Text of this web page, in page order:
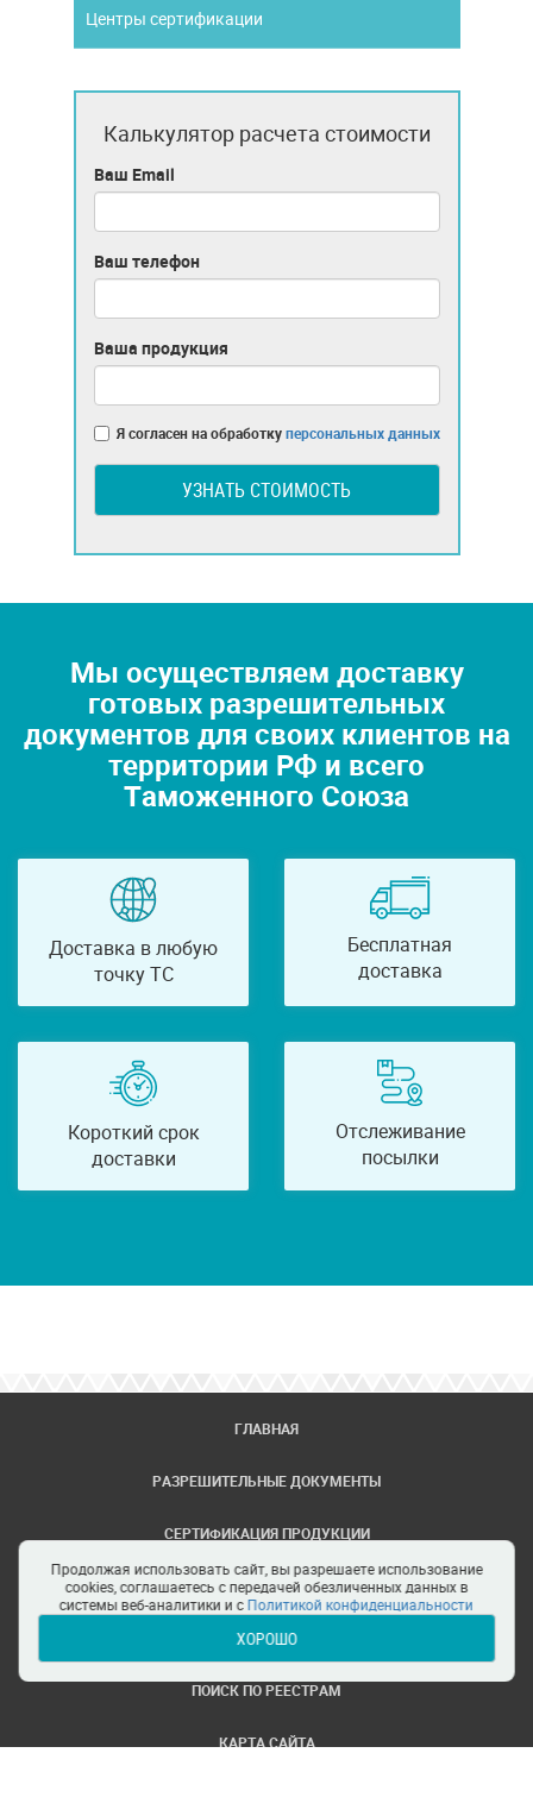
Центры сертификации
Калькулятор расчета стоимости
Ваш Email
Ваш телефон
Ваша продукция
Я согласен на обработкуперсональных данных
УЗНАТЬ СТОИМОСТЬ
Мы осуществляем доставку
готовых разрешительных
документов для своих клиентов на
территории РФ и всего
Таможенного Союза
Доставка в любую
точку ТС
Бесплатная
доставка
Короткий срок
доставки
Отслеживание
посылки
ГЛАВНАЯ
РАЗРЕШИТЕЛЬНЫЕ ДОКУМЕНТЫ
СЕРТИФИКАЦИЯ ПРОДУКЦИИ
ЗАДАТЬ ВОПРОС
ЦЕНТРЫ СЕРТИФИКАЦИИ
ПОИСК ПО РЕЕСТРАМ
КАРТА САЙТА
Продолжая использовать сайт, вы разрешаете использование
cookies, соглашаетесь с передачей обезличенных данных в
системы веб-аналитики и сПолитикой конфиденциальности
ХОРОШО